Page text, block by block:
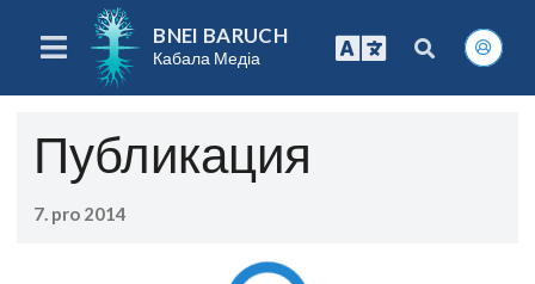
BNEI BARUCH
Кабала Медіа
Публикация
7. pro 2014